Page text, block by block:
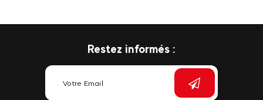
Restez informés :